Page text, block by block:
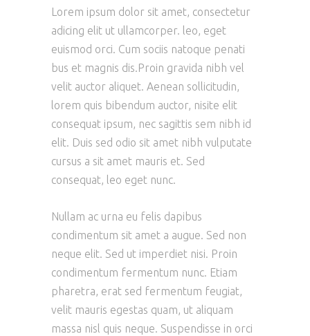
Lorem ipsum dolor sit amet, consectetur
adicing elit ut ullamcorper. leo, eget
euismod orci. Cum sociis natoque penati
bus et magnis dis.Proin gravida nibh vel
velit auctor aliquet. Aenean sollicitudin,
lorem quis bibendum auctor, nisite elit
consequat ipsum, nec sagittis sem nibh id
elit. Duis sed odio sit amet nibh vulputate
cursus a sit amet mauris et. Sed
consequat, leo eget nunc.
Nullam ac urna eu felis dapibus
condimentum sit amet a augue. Sed non
neque elit. Sed ut imperdiet nisi. Proin
condimentum fermentum nunc. Etiam
pharetra, erat sed fermentum feugiat,
velit mauris egestas quam, ut aliquam
massa nisl quis neque. Suspendisse in orci